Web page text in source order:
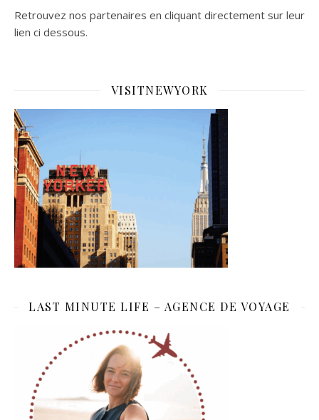
Retrouvez nos partenaires en cliquant directement sur leur
lien ci dessous.
VISITNEWYORK
LAST MINUTE LIFE – AGENCE DE VOYAGE